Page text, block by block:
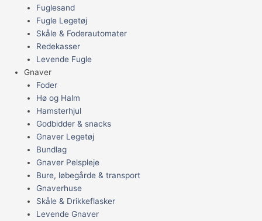
Fuglesand
Fugle Legetøj
Skåle & Foderautomater
Redekasser
Levende Fugle
Gnaver
Foder
Hø og Halm
Hamsterhjul
Godbidder & snacks
Gnaver Legetøj
Bundlag
Gnaver Pelspleje
Bure, løbegårde & transport
Gnaverhuse
Skåle & Drikkeflasker
Levende Gnaver